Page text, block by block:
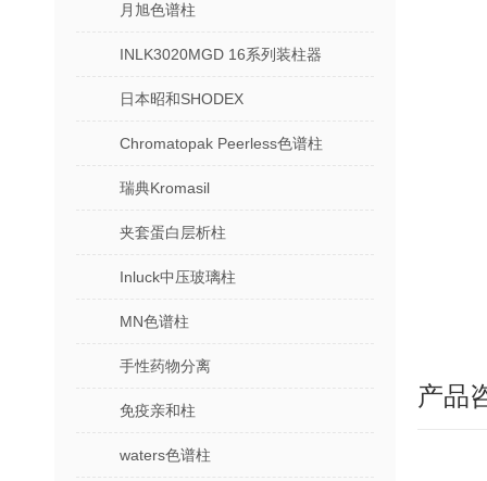
月旭色谱柱
INLK3020MGD 16系列装柱器
日本昭和SHODEX
Chromatopak Peerless色谱柱
瑞典Kromasil
夹套蛋白层析柱
Inluck中压玻璃柱
MN色谱柱
手性药物分离
免疫亲和柱
waters色谱柱
产品